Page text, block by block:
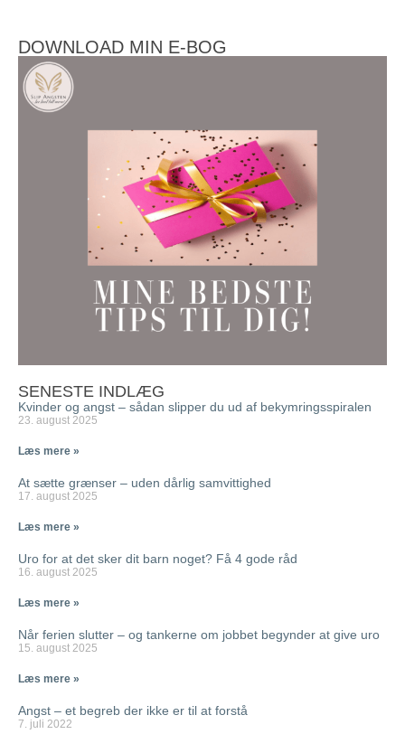
DOWNLOAD MIN E-BOG
SENESTE INDLÆG
Kvinder og angst – sådan slipper du ud af bekymringsspiralen
23. august 2025
Læs mere »
At sætte grænser – uden dårlig samvittighed
17. august 2025
Læs mere »
Uro for at det sker dit barn noget? Få 4 gode råd
16. august 2025
Læs mere »
Når ferien slutter – og tankerne om jobbet begynder at give uro
15. august 2025
Læs mere »
Angst – et begreb der ikke er til at forstå
7. juli 2022